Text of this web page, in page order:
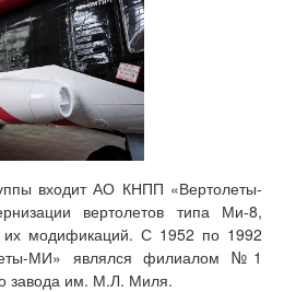
входит АО КНПП «Вертолеты-
вертолетов типа Ми-8,
модификаций. С 1952 по 1992
МИ» являлся филиалом №1
завода им. М.Л. Миля.